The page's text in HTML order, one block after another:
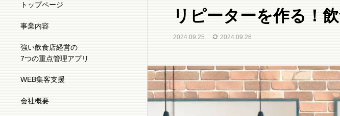
リピーターを作る！
2024.09.25 2024.09.26
トップページ
事業内容
強い飲食店経営の
7つの重点管理アプリ
WEB集客支援
会社概要